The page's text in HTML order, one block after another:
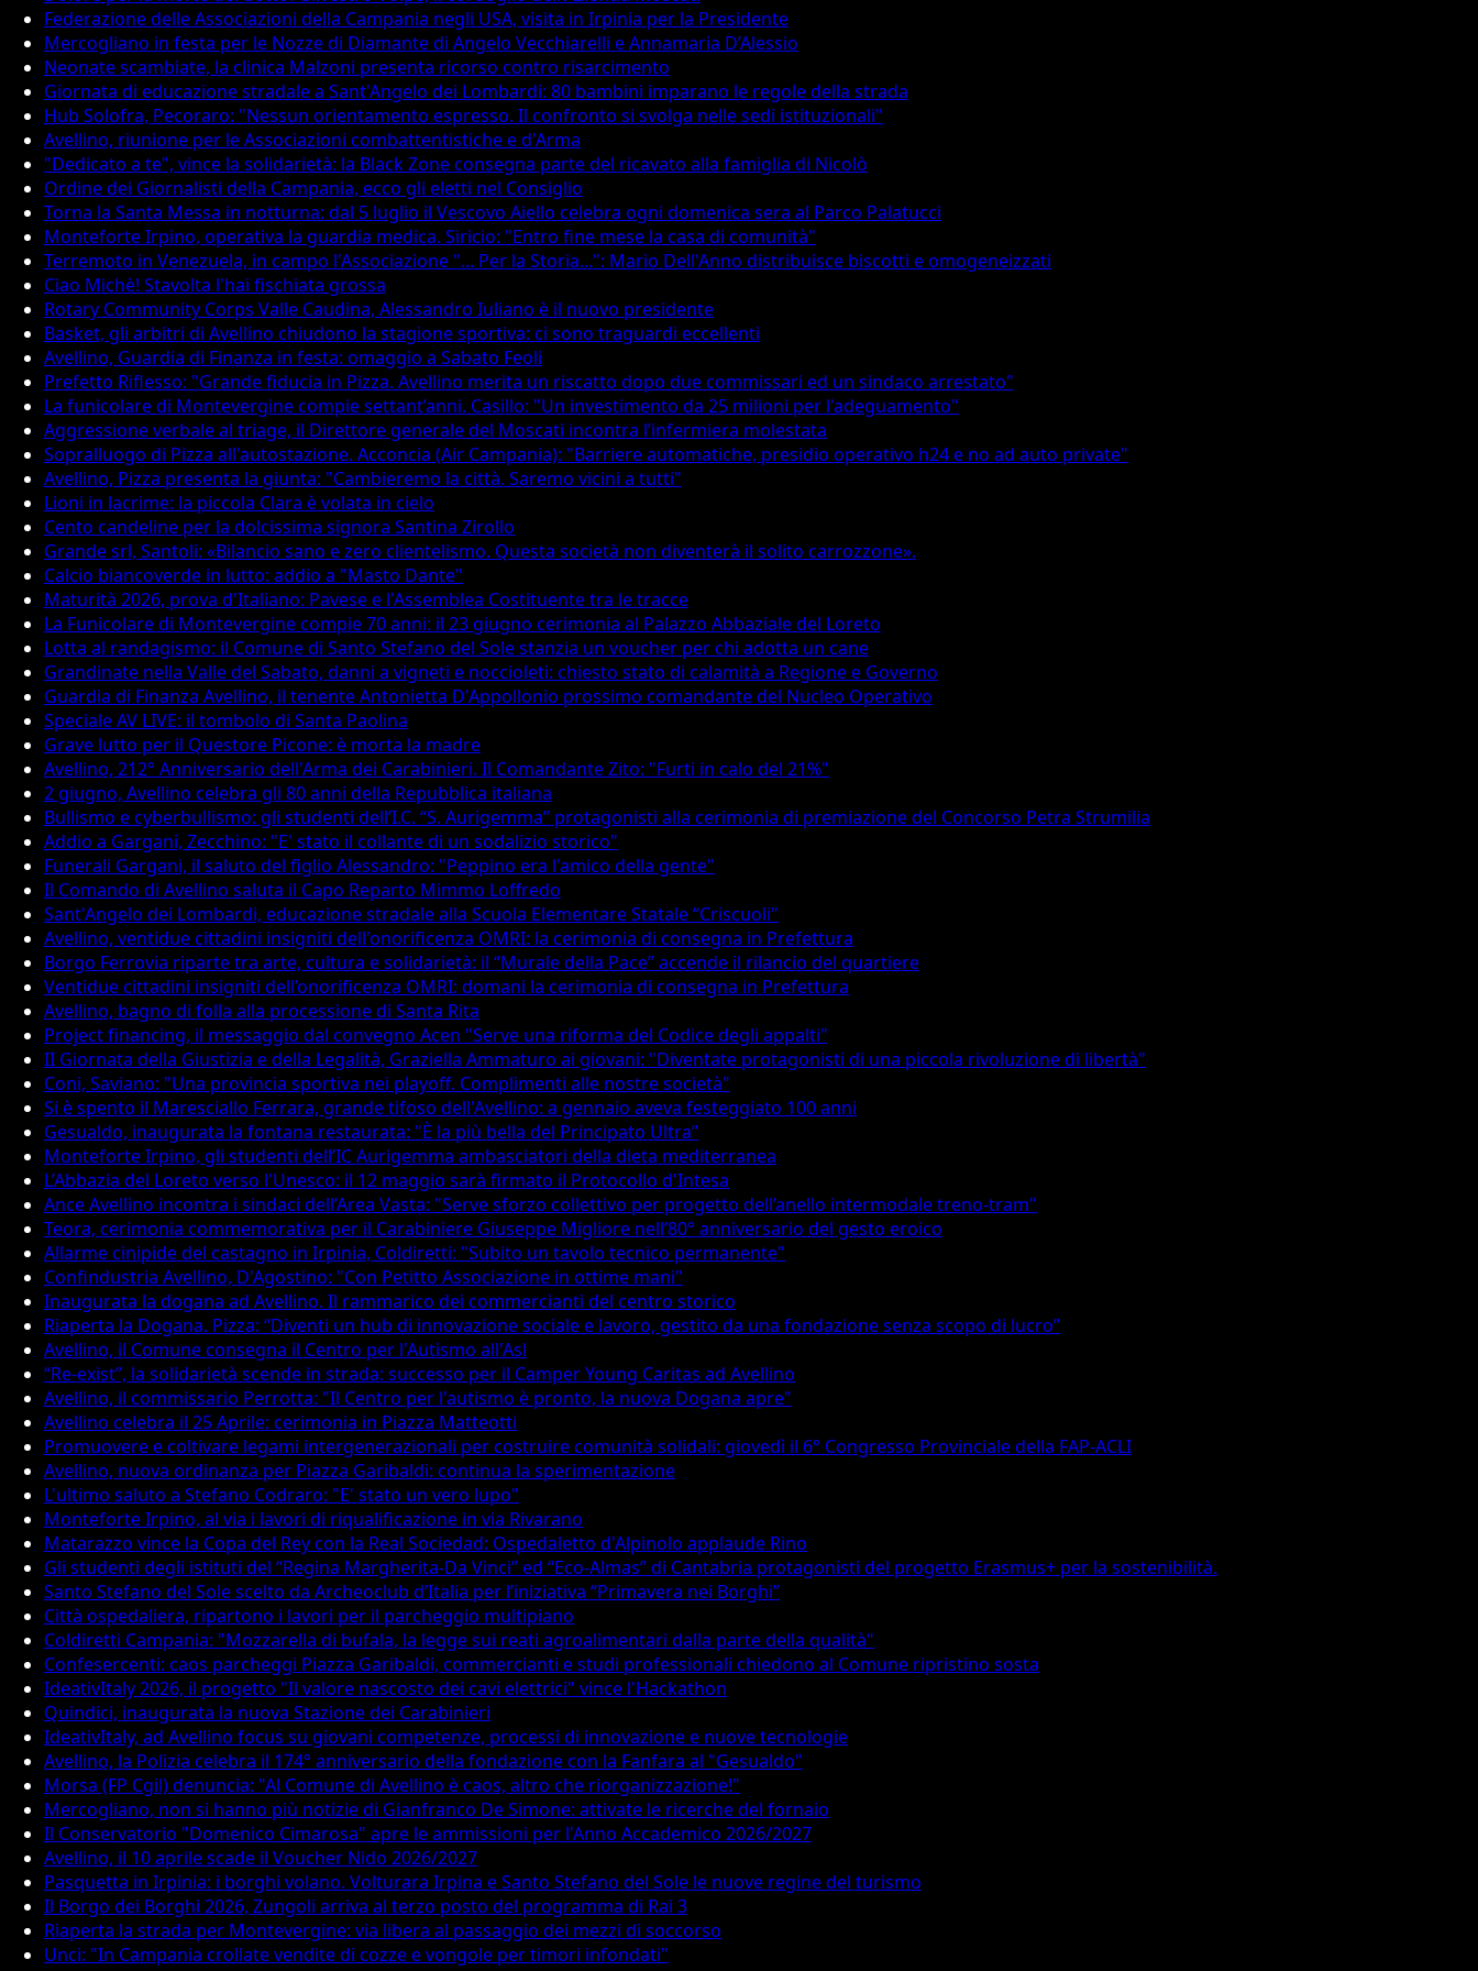
Federazione delle Associazioni della Campania negli USA, visita in Irpinia per la Presidente
Mercogliano in festa per le Nozze di Diamante di Angelo Vecchiarelli e Annamaria D’Alessio
Neonate scambiate, la clinica Malzoni presenta ricorso contro risarcimento
Giornata di educazione stradale a Sant'Angelo dei Lombardi: 80 bambini imparano le regole della strada
Hub Solofra, Pecoraro: "Nessun orientamento espresso. Il confronto si svolga nelle sedi istituzionali"
Avellino, riunione per le Associazioni combattentistiche e d'Arma
"Dedicato a te", vince la solidarietà: la Black Zone consegna parte del ricavato alla famiglia di Nicolò
Ordine dei Giornalisti della Campania, ecco gli eletti nel Consiglio
Torna la Santa Messa in notturna: dal 5 luglio il Vescovo Aiello celebra ogni domenica sera al Parco Palatucci
Monteforte Irpino, operativa la guardia medica. Siricio: "Entro fine mese la casa di comunità"
Terremoto in Venezuela, in campo l'Associazione "... Per la Storia...": Mario Dell'Anno distribuisce biscotti e omogeneizzati
Ciao Michè! Stavolta l'hai fischiata grossa
Rotary Community Corps Valle Caudina, Alessandro Iuliano è il nuovo presidente
Basket, gli arbitri di Avellino chiudono la stagione sportiva: ci sono traguardi eccellenti
Avellino, Guardia di Finanza in festa: omaggio a Sabato Feoli
Prefetto Riflesso: "Grande fiducia in Pizza. Avellino merita un riscatto dopo due commissari ed un sindaco arrestato"
La funicolare di Montevergine compie settant’anni. Casillo: "Un investimento da 25 milioni per l'adeguamento"
Aggressione verbale al triage, il Direttore generale del Moscati incontra l’infermiera molestata
Sopralluogo di Pizza all'autostazione. Acconcia (Air Campania): "Barriere automatiche, presidio operativo h24 e no ad auto private"
Avellino, Pizza presenta la giunta: "Cambieremo la città. Saremo vicini a tutti"
Lioni in lacrime: la piccola Clara è volata in cielo
Cento candeline per la dolcissima signora Santina Zirollo
Grande srl, Santoli: «Bilancio sano e zero clientelismo. Questa società non diventerà il solito carrozzone».
Calcio biancoverde in lutto: addio a "Masto Dante"
Maturità 2026, prova d'Italiano: Pavese e l'Assemblea Costituente tra le tracce
La Funicolare di Montevergine compie 70 anni: il 23 giugno cerimonia al Palazzo Abbaziale del Loreto
Lotta al randagismo: il Comune di Santo Stefano del Sole stanzia un voucher per chi adotta un cane
Grandinate nella Valle del Sabato, danni a vigneti e noccioleti: chiesto stato di calamità a Regione e Governo
Guardia di Finanza Avellino, il tenente Antonietta D'Appollonio prossimo comandante del Nucleo Operativo
Speciale AV LIVE: il tombolo di Santa Paolina
Grave lutto per il Questore Picone: è morta la madre
Avellino, 212° Anniversario dell'Arma dei Carabinieri. Il Comandante Zito: "Furti in calo del 21%"
2 giugno, Avellino celebra gli 80 anni della Repubblica italiana
Bullismo e cyberbullismo: gli studenti dell’I.C. “S. Aurigemma” protagonisti alla cerimonia di premiazione del Concorso Petra Strumilia
Addio a Gargani, Zecchino: "E' stato il collante di un sodalizio storico"
Funerali Gargani, il saluto del figlio Alessandro: "Peppino era l'amico della gente"
Il Comando di Avellino saluta il Capo Reparto Mimmo Loffredo
Sant'Angelo dei Lombardi, educazione stradale alla Scuola Elementare Statale “Criscuoli"
Avellino, ventidue cittadini insigniti dell'onorificenza OMRI: la cerimonia di consegna in Prefettura
Borgo Ferrovia riparte tra arte, cultura e solidarietà: il “Murale della Pace” accende il rilancio del quartiere
Ventidue cittadini insigniti dell’onorificenza OMRI: domani la cerimonia di consegna in Prefettura
Avellino, bagno di folla alla processione di Santa Rita
Project financing, il messaggio dal convegno Acen "Serve una riforma del Codice degli appalti"
II Giornata della Giustizia e della Legalità, Graziella Ammaturo ai giovani: "Diventate protagonisti di una piccola rivoluzione di libertà"
Coni, Saviano: "Una provincia sportiva nei playoff. Complimenti alle nostre società"
Si è spento il Maresciallo Ferrara, grande tifoso dell'Avellino: a gennaio aveva festeggiato 100 anni
Gesualdo, inaugurata la fontana restaurata: "È la più bella del Principato Ultra”
Monteforte Irpino, gli studenti dell’IC Aurigemma ambasciatori della dieta mediterranea
L’Abbazia del Loreto verso l'Unesco: il 12 maggio sarà firmato il Protocollo d'Intesa
Ance Avellino incontra i sindaci dell’Area Vasta: "Serve sforzo collettivo per progetto dell’anello intermodale treno-tram"
Teora, cerimonia commemorativa per il Carabiniere Giuseppe Migliore nell’80° anniversario del gesto eroico
Allarme cinipide del castagno in Irpinia, Coldiretti: "Subito un tavolo tecnico permanente"
Confindustria Avellino, D'Agostino: "Con Petitto Associazione in ottime mani"
Inaugurata la dogana ad Avellino. Il rammarico dei commercianti del centro storico
Riaperta la Dogana. Pizza: “Diventi un hub di innovazione sociale e lavoro, gestito da una fondazione senza scopo di lucro”
Avellino, il Comune consegna il Centro per l'Autismo all'Asl
“Re-exist”, la solidarietà scende in strada: successo per il Camper Young Caritas ad Avellino
Avellino, il commissario Perrotta: "Il Centro per l'autismo è pronto, la nuova Dogana apre"
Avellino celebra il 25 Aprile: cerimonia in Piazza Matteotti
Promuovere e coltivare legami intergenerazionali per costruire comunità solidali: giovedì il 6° Congresso Provinciale della FAP-ACLI
Avellino, nuova ordinanza per Piazza Garibaldi: continua la sperimentazione
L'ultimo saluto a Stefano Codraro: "E' stato un vero lupo"
Monteforte Irpino, al via i lavori di riqualificazione in via Rivarano
Matarazzo vince la Copa del Rey con la Real Sociedad: Ospedaletto d'Alpinolo applaude Rino
Gli studenti degli istituti del “Regina Margherita-Da Vinci” ed “Eco-Almas” di Cantabria protagonisti del progetto Erasmus+ per la sostenibilità.
Santo Stefano del Sole scelto da Archeoclub d’Italia per l’iniziativa “Primavera nei Borghi”
Città ospedaliera, ripartono i lavori per il parcheggio multipiano
Coldiretti Campania: "Mozzarella di bufala, la legge sui reati agroalimentari dalla parte della qualità"
Confesercenti: caos parcheggi Piazza Garibaldi, commercianti e studi professionali chiedono al Comune ripristino sosta
IdeativItaly 2026, il progetto "Il valore nascosto dei cavi elettrici" vince l'Hackathon
Quindici, inaugurata la nuova Stazione dei Carabinieri
IdeativItaly, ad Avellino focus su giovani competenze, processi di innovazione e nuove tecnologie
Avellino, la Polizia celebra il 174° anniversario della fondazione con la Fanfara al "Gesualdo"
Morsa (FP Cgil) denuncia: "Al Comune di Avellino è caos, altro che riorganizzazione!"
Mercogliano, non si hanno più notizie di Gianfranco De Simone: attivate le ricerche del fornaio
Il Conservatorio "Domenico Cimarosa" apre le ammissioni per l'Anno Accademico 2026/2027
Avellino, il 10 aprile scade il Voucher Nido 2026/2027
Pasquetta in Irpinia: i borghi volano. Volturara Irpina e Santo Stefano del Sole le nuove regine del turismo
Il Borgo dei Borghi 2026, Zungoli arriva al terzo posto del programma di Rai 3
Riaperta la strada per Montevergine: via libera al passaggio dei mezzi di soccorso
Unci: "In Campania crollate vendite di cozze e vongole per timori infondati"